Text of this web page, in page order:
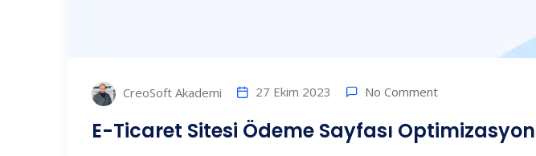
CreoSoft Akademi 27 Ekim 2023 No Comment
E-Ticaret Sitesi Ödeme Sayfası